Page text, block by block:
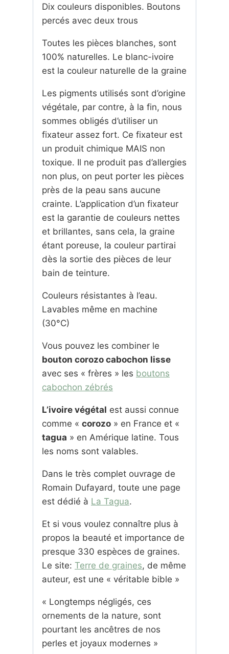
Dix couleurs disponibles. Boutons
percés avec deux trous
Toutes les pièces blanches, sont
100% naturelles. Le blanc-ivoire
est la couleur naturelle de la graine
Les pigments utilisés sont d’origine
végétale, par contre, à la fin, nous
sommes obligés d’utiliser un
fixateur assez fort. Ce fixateur est
un produit chimique MAIS non
toxique. Il ne produit pas d’allergies
non plus, on peut porter les pièces
près de la peau sans aucune
crainte. L’application d’un fixateur
est la garantie de couleurs nettes
et brillantes, sans cela, la graine
étant poreuse, la couleur partirai
dès la sortie des pièces de leur
bain de teinture.
Couleurs résistantes à l’eau.
Lavables même en machine
(30°C)
Vous pouvez les combiner le
bouton corozo cabochon lisse
avec ses « frères » les boutons
cabochon zébrés
L’ivoire végétal est aussi connue
comme « corozo » en France et «
tagua » en Amérique latine. Tous
les noms sont valables.
Dans le très complet ouvrage de
Romain Dufayard, toute une page
est dédié à La Tagua.
Et si vous voulez connaître plus à
propos la beauté et importance de
presque 330 espèces de graines.
Le site: Terre de graines, de même
auteur, est une « véritable bible »
« Longtemps négligés, ces
ornements de la nature, sont
pourtant les ancêtres de nos
perles et joyaux modernes »